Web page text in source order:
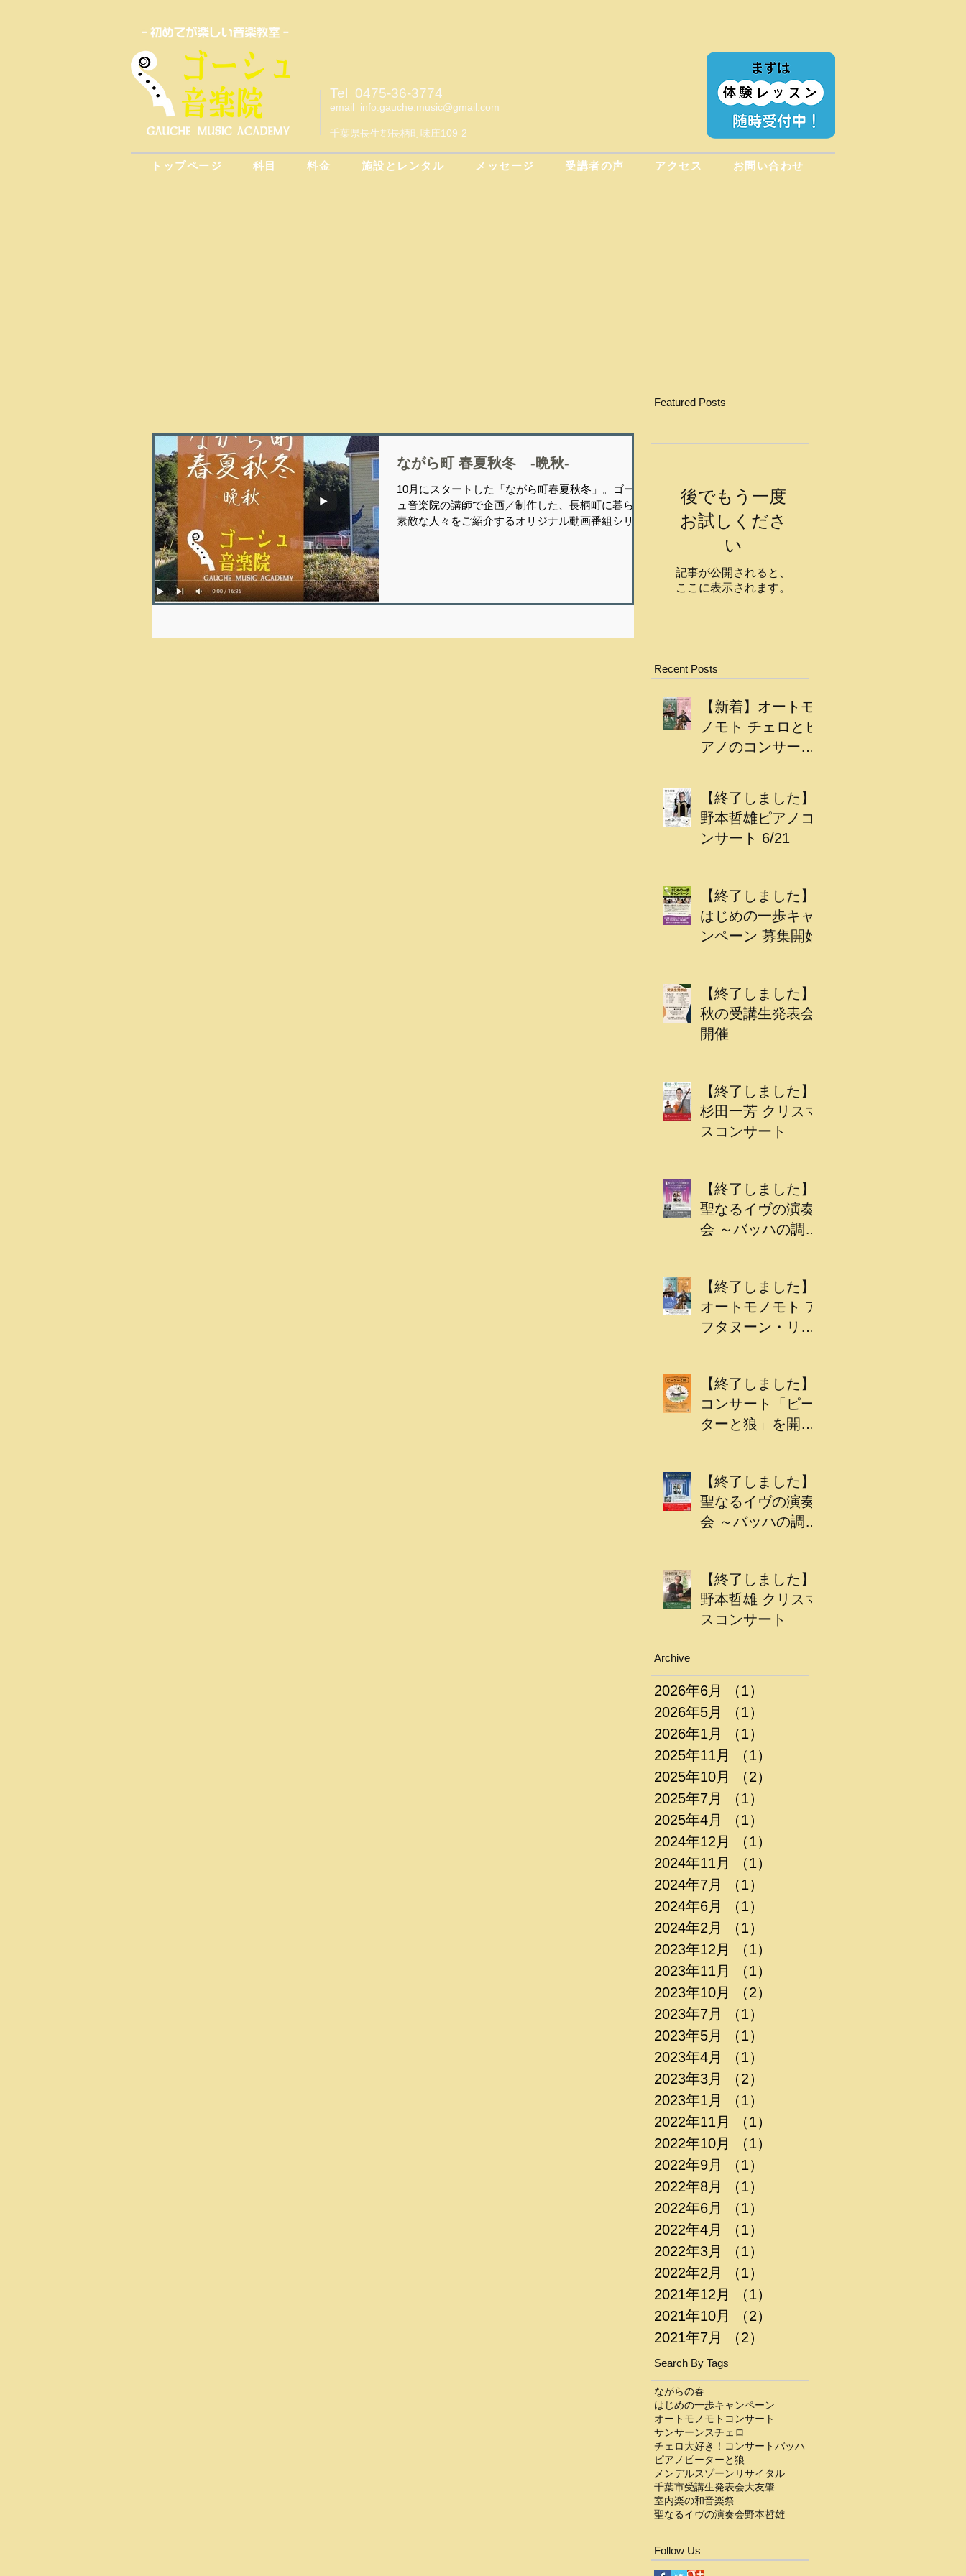
Tel 0475-36-3774
email info.gauche.music@gmail.com
千葉県長生郡長柄町味庄109-2
トップページ 科目 料金 施設とレンタル メッセージ 受講者の声 アクセス お問い合わせ
Featured Posts
ながら町 春夏秋冬 -晩秋-
10月にスタートした「ながら町春夏秋冬」。ゴーシ
ュ音楽院の講師で企画／制作した、長柄町に暮らす
素敵な人々をご紹介するオリジナル動画番組シリー
後でもう一度
お試しくださ
い
記事が公開されると、
ここに表示されます。
Recent Posts
【新着】オートモ
ノモト チェロとピ
アノのコンサート
【終了しました】
野本哲雄ピアノコ
ンサート 6/21
【終了しました】
はじめの一歩キャ
ンペーン 募集開始
【終了しました】
秋の受講生発表会
開催
【終了しました】
杉田一芳 クリスマ
スコンサート
【終了しました】
聖なるイヴの演奏
会 ～バッハの調べ
【終了しました】
オートモノモト ア
フタヌーン・リサ
【終了しました】
コンサート「ピー
ターと狼」を開催
【終了しました】
聖なるイヴの演奏
会 ～バッハの調べ
【終了しました】
野本哲雄 クリスマ
スコンサート
Archive
2026年6月 （1）
2026年5月
（1）
2026年1月
（1）
2025年11月
（1）
2025年10月
（2）
2025年7月
（1）
2025年4月
（1）
2024年12月
（1）
2024年11月
（1）
2024年7月
（1）
2024年6月
（1）
2024年2月
（1）
2023年12月
（1）
2023年11月
（1）
2023年10月
（2）
2023年7月
（1）
2023年5月
（1）
2023年4月
（1）
2023年3月
（2）
2023年1月
（1）
2022年11月
（1）
2022年10月
（1）
2022年9月
（1）
2022年8月
（1）
2022年6月
（1）
2022年4月
（1）
2022年3月
（1）
2022年2月
（1）
2021年12月
（1）
2021年10月
（2）
2021年7月
（2）
Search By Tags
ながらの春
はじめの一歩キャンペーン
オートモノモト コンサート
サンサーンスチェロ
チェロ大好き！コンサートバッハ
ピアノ ピーターと狼
メンデルスゾーン リサイタル
千葉市受講生発表会大友肇
室内楽の和音楽祭
聖なるイヴの演奏会野本哲雄
Follow Us